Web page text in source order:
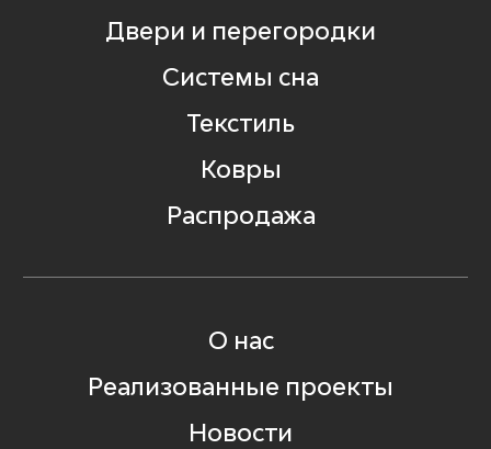
Двери и перегородки
Системы сна
Текстиль
Ковры
Распродажа
О нас
Реализованные проекты
Новости